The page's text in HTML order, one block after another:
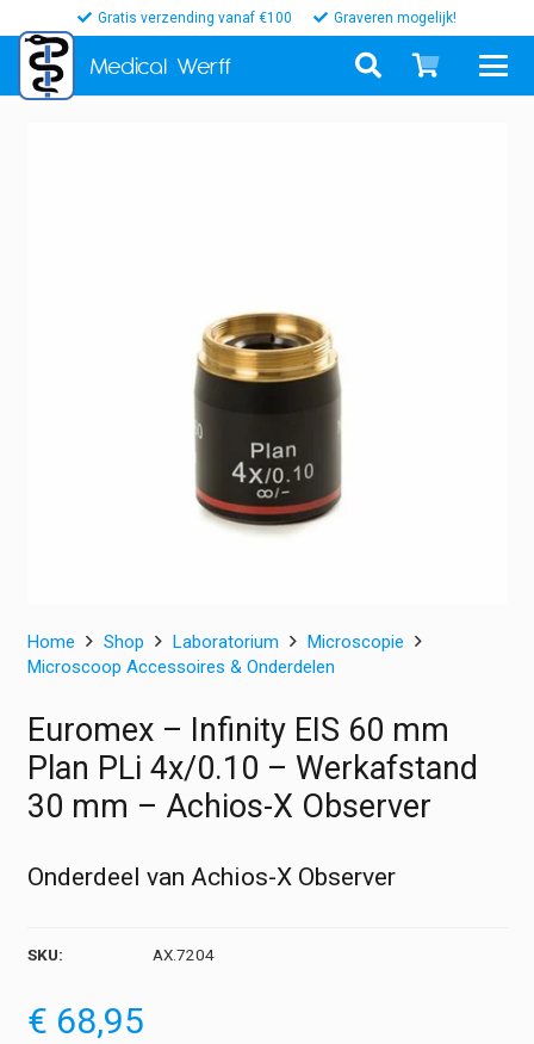
Gratis verzending vanaf €100 Graveren mogelijk!
Medical Werff
Home Shop Laboratorium
Microscopie
Microscoop Accessoires & Onderdelen
Euromex – Infinity EIS 60 mm
Plan PLi 4x/0.10 – Werkafstand
30 mm – Achios-X Observer
Onderdeel van Achios-X Observer
SKU: AX.7204
€ 68,95